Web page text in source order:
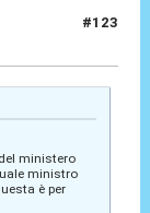
#123
ministero
ministro
è per